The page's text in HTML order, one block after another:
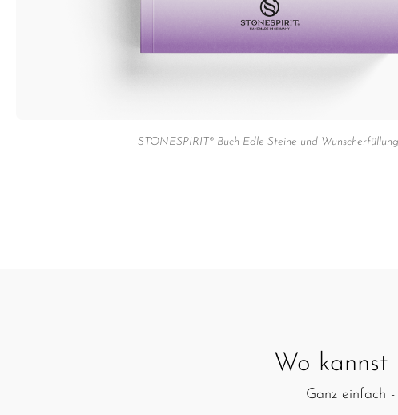
STONESPIRIT® Buch Edle Steine und Wunscherfüllung
Wo kannst
Ganz einfach